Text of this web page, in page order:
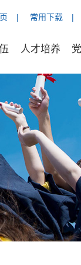
| 常用下载 |
人才培养